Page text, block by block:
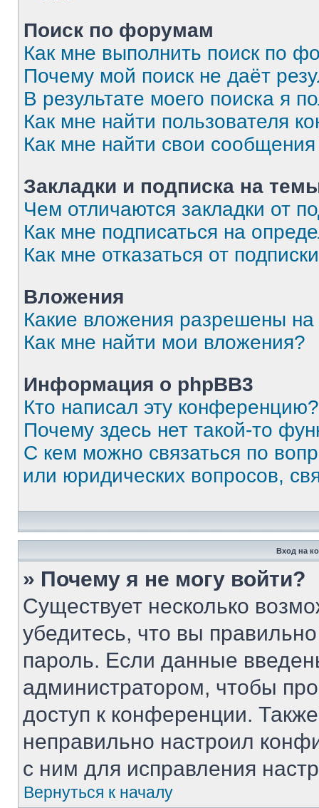
Поиск по форумам
Как мне выполнить поиск по
Почему мой поиск не даёт
В результате моего поиска я
Как мне найти пользователя
Как мне найти свои
Закладки и подписка на
Чем отличаются закладки от
Как мне подписаться на
Как мне отказаться от
Вложения
Какие вложения разрешены
Как мне найти мои вложения?
Информация о phpBB3
Кто написал эту конференцию?
Почему здесь нет такой-то
С кем можно связаться по
или юридических вопросов,
Вход на
» Почему я не могу войти?
Существует несколько
убедитесь, что вы
пароль. Если данные
администратором, чтобы
доступ к конференции.
неправильно настроил
с ним для исправления
Вернуться к началу